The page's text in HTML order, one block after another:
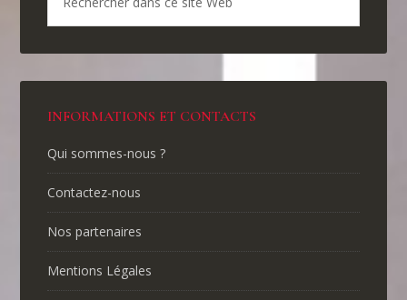
INFORMATIONS ET CONTACTS
Qui sommes-nous ?
Contactez-nous
Nos partenaires
Mentions Légales